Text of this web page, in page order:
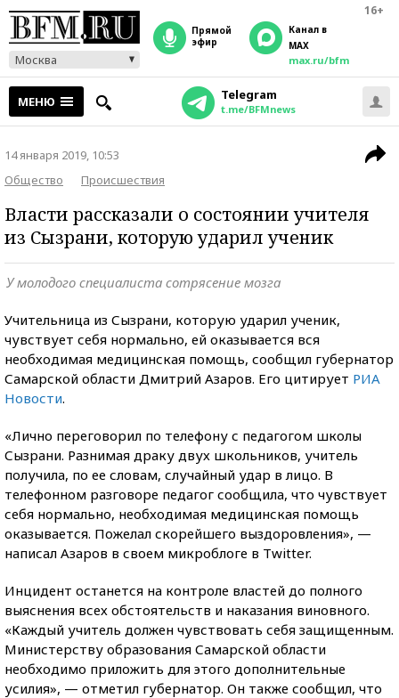
16+
Москва
прямой
эфир
Канал в
MAX
max.ru/bfm
МЕНЮ Telegram
t.me/BFMnews
14 января 2019, 10:53
Общество
Происшествия
Власти рассказали о состоянии учителя
из Сызрани, которую ударил ученик
У молодого специалиста сотрясение мозга
Учительница из Сызрани, которую ударил ученик,
чувствует себя нормально, ей оказывается вся
необходимая медицинская помощь, сообщил губернатор
Самарской области Дмитрий Азаров. Его цитирует РИА
Новости.
«Лично переговорил по телефону с педагогом школы
Сызрани. Разнимая драку двух школьников, учитель
получила, по ее словам, случайный удар в лицо. В
телефонном разговоре педагог сообщила, что чувствует
себя нормально, необходимая медицинская помощь
оказывается. Пожелал скорейшего выздоровления», —
написал Азаров в своем микроблоге в Twitter.
Инцидент останется на контроле властей до полного
выяснения всех обстоятельств и наказания виновного.
«Каждый учитель должен чувствовать себя защищенным.
Министерству образования Самарской области
необходимо приложить для этого дополнительные
усилия», — отметил губернатор. Он также сообщил, что